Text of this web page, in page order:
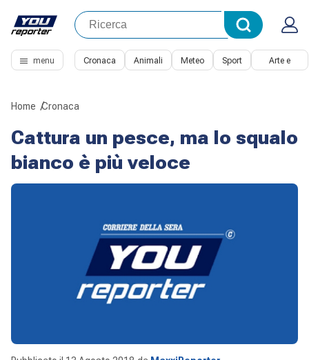
menu Cronaca Animali Meteo Sport Arte e
Home Cronaca
Cattura un pesce, ma lo squalo
bianco è più veloce